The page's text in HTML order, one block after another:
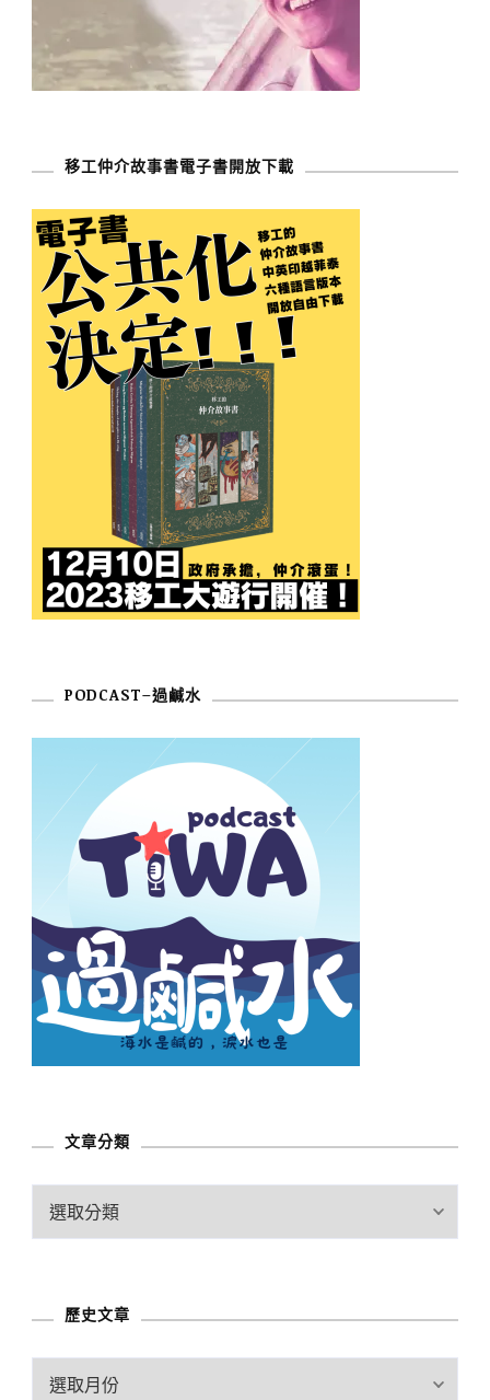
移工仲介故事書電子書開放下載
PODCAST–過鹹水
文章分類
歷史文章